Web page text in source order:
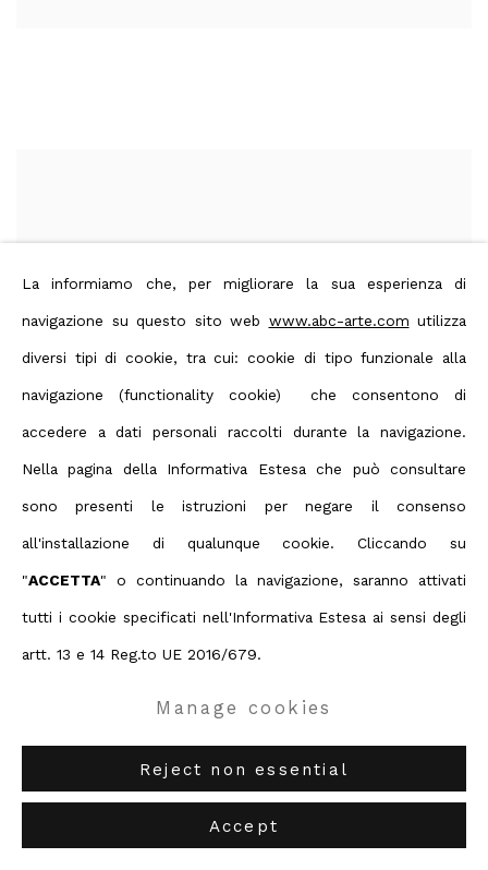
La informiamo che, per migliorare la sua esperienza di
navigazione su questo sito web www.abc-arte.com utilizza
diversi tipi di cookie, tra cui: cookie di tipo funzionale alla
navigazione (functionality cookie) che consentono di
accedere a dati personali raccolti durante la navigazione.
Nella pagina della Informativa Estesa che può consultare
sono presenti le istruzioni per negare il consenso
all'installazione di qualunque cookie. Cliccando su
"ACCETTA" o continuando la navigazione, saranno attivati
tutti i cookie specificati nell'Informativa Estesa ai sensi degli
artt. 13 e 14 Reg.to UE 2016/679.
Manage cookies
Reject non essential
Accept